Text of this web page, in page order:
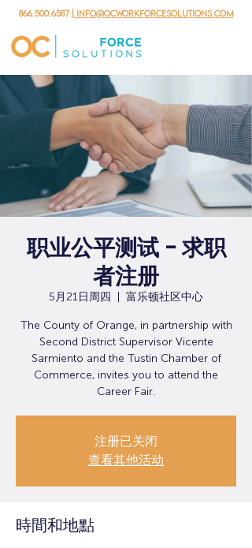
866.500.6587 | info@ocworkforcesolutions.com
职业公平测试 - 求职
者注册
5月21日周四 富乐顿社区中心
The County of Orange, in partnership with
Second District Supervisor Vicente
Sarmiento and the Tustin Chamber of
Commerce, invites you to attend the
Career Fair.
注册已关闭
查看其他活动
時間和地點